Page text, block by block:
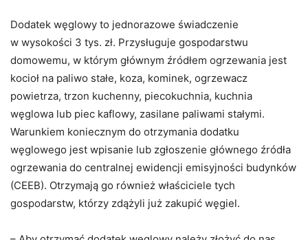
Dodatek węglowy to jednorazowe świadczenie
w wysokości 3 tys. zł. Przysługuje gospodarstwu
domowemu, w którym głównym źródłem ogrzewania jest
kocioł na paliwo stałe, koza, kominek, ogrzewacz
powietrza, trzon kuchenny, piecokuchnia, kuchnia
węglowa lub piec kaflowy, zasilane paliwami stałymi.
Warunkiem koniecznym do otrzymania dodatku
węglowego jest wpisanie lub zgłoszenie głównego źródła
ogrzewania do centralnej ewidencji emisyjności budynków
(CEEB). Otrzymają go również właściciele tych
gospodarstw, którzy zdążyli już zakupić węgiel.